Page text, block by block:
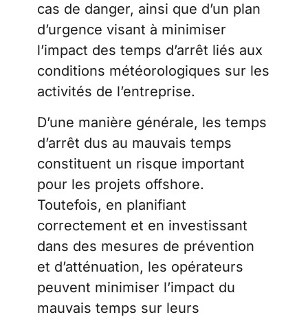
cas de danger, ainsi que d’un plan
d’urgence visant à minimiser
l’impact des temps d’arrêt liés aux
conditions météorologiques sur les
activités de l’entreprise.
D’une manière générale, les temps
d’arrêt dus au mauvais temps
constituent un risque important
pour les projets offshore.
Toutefois, en planifiant
correctement et en investissant
dans des mesures de prévention
et d’atténuation, les opérateurs
peuvent minimiser l’impact du
mauvais temps sur leurs